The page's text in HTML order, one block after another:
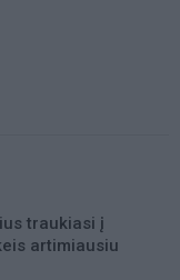
traukiasi į
artimiausiu